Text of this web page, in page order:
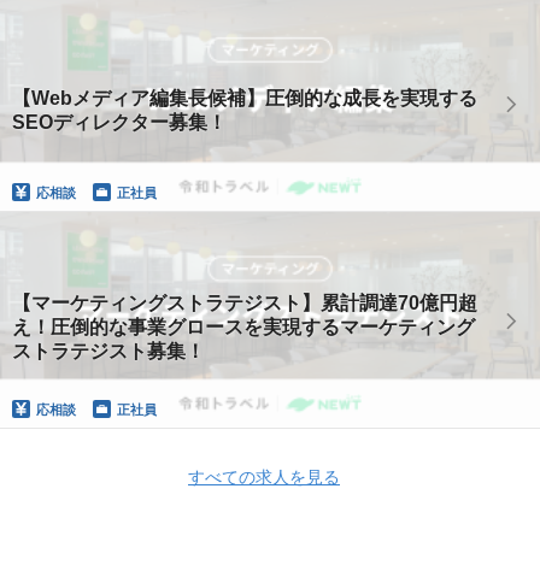
【Webメディア編集長候補】圧倒的な成長を実現する
SEOディレクター募集！
応相談 正社員
【マーケティングストラテジスト】累計調達70億円超
え！圧倒的な事業グロースを実現するマーケティング
ストラテジスト募集！
応相談 正社員
すべての求人を見る